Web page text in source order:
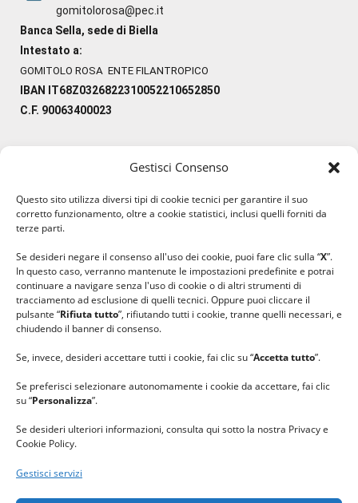
Gestisci Consenso
Questo sito utilizza diversi tipi di cookie tecnici per garantire il suo
corretto funzionamento, oltre a cookie statistici, inclusi quelli forniti da
terze parti.
Se desideri negare il consenso all'uso dei cookie, puoi fare clic sulla “X”.
In questo caso, verranno mantenute le impostazioni predefinite e potrai
continuare a navigare senza l'uso di cookie o di altri strumenti di
tracciamento ad esclusione di quelli tecnici. Oppure puoi cliccare il
pulsante “Rifiuta tutto”, rifiutando tutti i cookie, tranne quelli necessari, e
chiudendo il banner di consenso.
Se, invece, desideri accettare tutti i cookie, fai clic su “Accetta tutto”.
Se preferisci selezionare autonomamente i cookie da accettare, fai clic
su “Personalizza”.
Se desideri ulteriori informazioni, consulta qui sotto la nostra Privacy e
Cookie Policy.
Gestisci servizi
gomitolorosa@pec.it
Banca Sella, sede di Biella
Intestato a:
GOMITOLO ROSA ENTE FILANTROPICO
IBAN IT68Z0326822310052210652850
C.F. 90063400023
#lanaterapia
#ilcaloredellempatia